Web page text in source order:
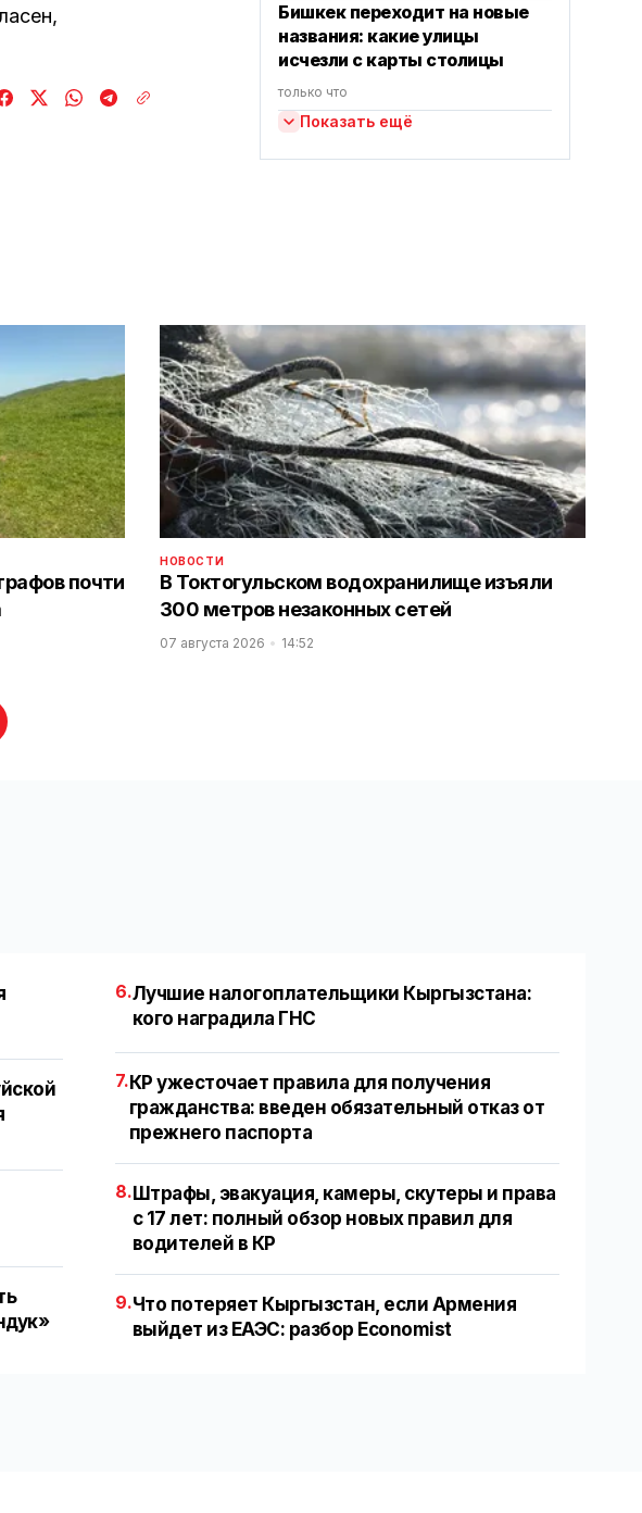
Бишкек переходит на новые
названия: какие улицы
исчезли с карты столицы
только что
Показать ещё
почти
НОВОСТИ
В Токтогульском водохранилище изъяли
300 метров незаконных сетей
07 августа 2026 14:52
6.Лучшие налогоплательщики Кыргызстана:
кого наградила ГНС
7.КР ужесточает правила для получения
гражданства: введен обязательный отказ от
прежнего паспорта
8.Штрафы, эвакуация, камеры, скутеры и права
с 17 лет: полный обзор новых правил для
водителей в КР
9.Что потеряет Кыргызстан, если Армения
выйдет из ЕАЭС: разбор Economist